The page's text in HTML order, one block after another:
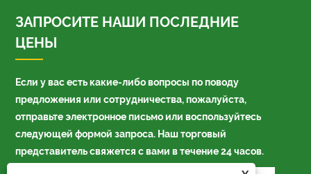
ЗАПРОСИТЕ НАШИ ПОСЛЕДНИЕ
ЦЕНЫ
Если у вас есть какие-либо вопросы по поводу
предложения или сотрудничества, пожалуйста,
отправьте электронное письмо или воспользуйтесь
следующей формой запроса. Наш торговый
представитель свяжется с вами в течение 24 часов.